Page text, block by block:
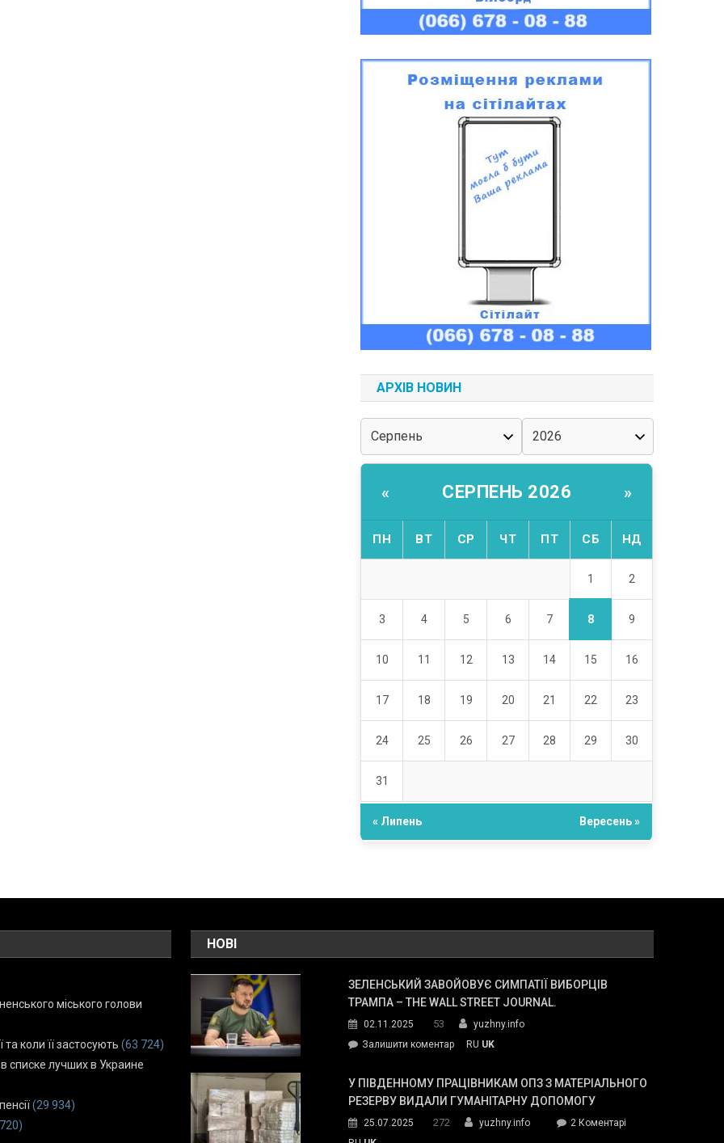
АРХІВ НОВИН
« СЕРПЕНЬ 2026 »
ПН ВТ СР ЧТ ПТ СБ НД
1 2
3 4 5 6 7 8 9
10 11 12 13 14 15 16
17 18 19 20 21 22 23
24 25 26 27 28 29 30
31
« Липень Вересень »
міського голови
коли її застосують (63 724)
списке лучших в Украине
(29 934)
НОВІ
ЗЕЛЕНСЬКИЙ ЗАВОЙОВУЄ СИМПАТІЇ ВИБОРЦІВ
ТРАМПА – THE WALL STREET JOURNAL.
02.11.2025 53
yuzhny.info
Залишити коментарon
завойовує
симпатії
Трампа
RU UK
У ПІВДЕННОМУ ПРАЦІВНИКАМ ОПЗ З МАТЕРІАЛЬНОГО
РЕЗЕРВУ ВИДАЛИ ГУМАНІТАРНУ ДОПОМОГУ
25.07.2025 272 yuzhny.info 2 Коментарідо